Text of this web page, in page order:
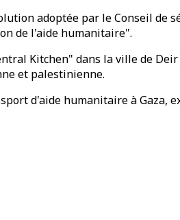
adoptée par le Conseil de
de l'aide humanitaire".
Kitchen" dans la ville de
et palestinienne.
d'aide humanitaire à Gaza,